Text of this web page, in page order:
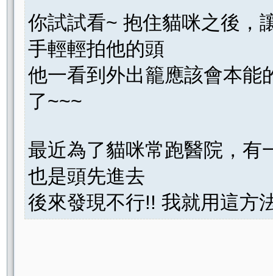
你試試看~ 抱住貓咪之後，
手輕輕拍他的頭
他一看到外出籠應該會本能
了~~~
最近為了貓咪常跑醫院，有
也是頭先進去
後來發現不行!! 我就用這方